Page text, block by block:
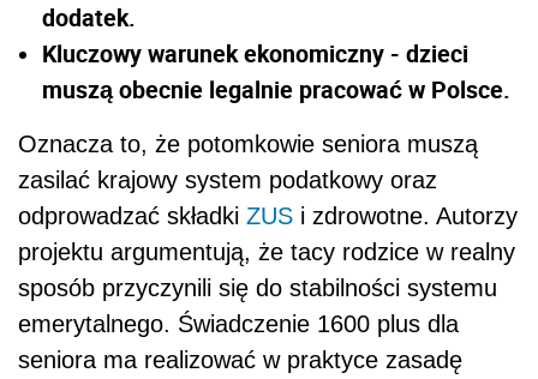
dodatek.
Kluczowy warunek ekonomiczny - dzieci
muszą obecnie legalnie pracować w Polsce.
Oznacza to, że potomkowie seniora muszą
zasilać krajowy system podatkowy oraz
odprowadzać składki ZUS i zdrowotne. Autorzy
projektu argumentują, że tacy rodzice w realny
sposób przyczynili się do stabilności systemu
emerytalnego. Świadczenie 1600 plus dla
seniora ma realizować w praktyce zasadę